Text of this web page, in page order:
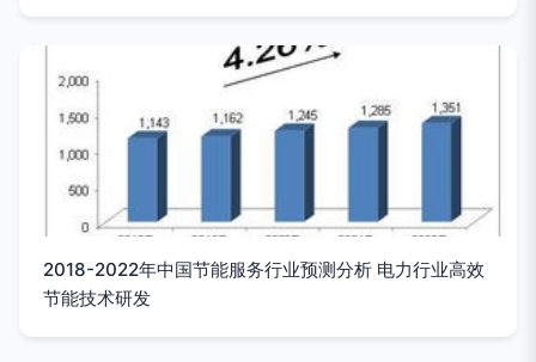
2018-2022年中国节能服务行业预测分析 电力行业高效
节能技术研发